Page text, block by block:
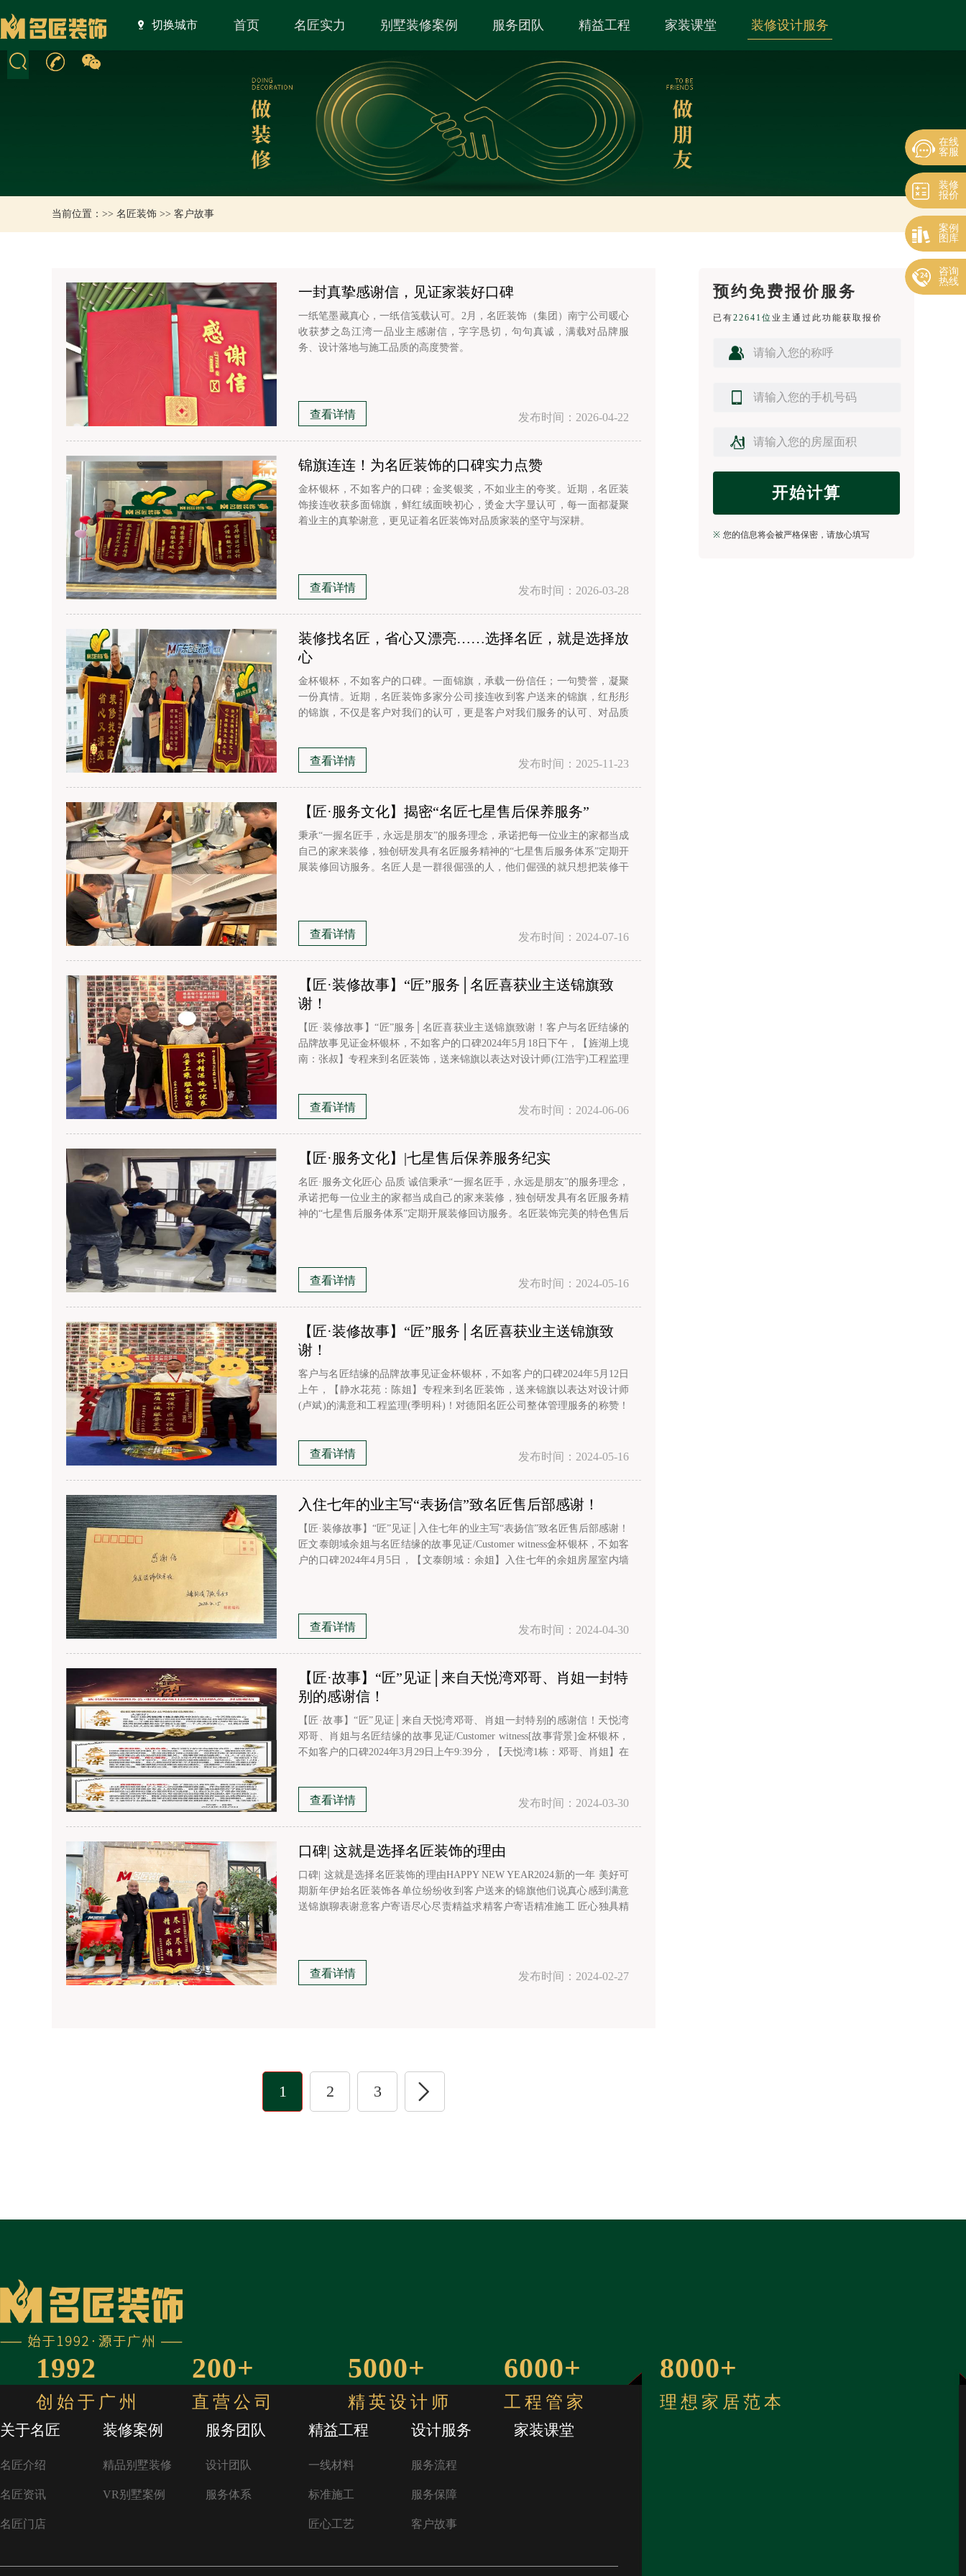
切换城市 首页 名匠实力 别墅装修案例 服务团队 精益工程 家装课堂 装修设计服务
当前位置：>> 名匠装饰 >> 客户故事
一封真挚感谢信，见证家装好口碑
一纸笔墨藏真心，一纸信笺载认可。2月，名匠装饰（集团）南宁公司暖心
收获梦之岛江湾一品业主感谢信，字字恳切，句句真诚，满载对品牌服
务、设计落地与施工品质的高度赞誉。
查看详情 发布时间：2026-04-22
锦旗连连！为名匠装饰的口碑实力点赞
金杯银杯，不如客户的口碑；金奖银奖，不如业主的夸奖。近期，名匠装
饰接连收获多面锦旗，鲜红绒面映初心，烫金大字显认可，每一面都凝聚
着业主的真挚谢意，更见证着名匠装饰对品质家装的坚守与深耕。
查看详情 发布时间：2026-03-28
装修找名匠，省心又漂亮……选择名匠，就是选择放
心
金杯银杯，不如客户的口碑。一面锦旗，承载一份信任；一句赞誉，凝聚
一份真情。近期，名匠装饰多家分公司接连收到客户送来的锦旗，红彤彤
的锦旗，不仅是客户对我们的认可，更是客户对我们服务的认可、对品质
查看详情 发布时间：2025-11-23
【匠·服务文化】揭密“名匠七星售后保养服务”
秉承“一握名匠手，永远是朋友”的服务理念，承诺把每一位业主的家都当成
自己的家来装修，独创研发具有名匠服务精神的“七星售后服务体系”定期开
展装修回访服务。名匠人是一群很倔强的人，他们倔强的就只想把装修干
查看详情 发布时间：2024-07-16
【匠·装修故事】“匠”服务│名匠喜获业主送锦旗致
谢！
【匠·装修故事】“匠”服务│名匠喜获业主送锦旗致谢！客户与名匠结缘的
品牌故事见证金杯银杯，不如客户的口碑2024年5月18日下午，【旌湖上境
南：张叔】专程来到名匠装饰，送来锦旗以表达对设计师(江浩宇)工程监理
宇 工程
查看详情 发布时间：2024-06-06
【匠·服务文化】|七星售后保养服务纪实
名匠·服务文化匠心 品质 诚信秉承“一握名匠手，永远是朋友”的服务理念，
承诺把每一位业主的家都当成自己的家来装修，独创研发具有名匠服务精
神的“七星售后服务体系”定期开展装修回访服务。名匠装饰完美的特色售后
查看详情 发布时间：2024-05-16
【匠·装修故事】“匠”服务│名匠喜获业主送锦旗致
谢！
客户与名匠结缘的品牌故事见证金杯银杯，不如客户的口碑2024年5月12日
上午，【静水花苑：陈姐】专程来到名匠装饰，送来锦旗以表达对设计师
(卢斌)的满意和工程监理(季明科)！对德阳名匠公司整体管理服务的称赞！
您们的
查看详情 发布时间：2024-05-16
入住七年的业主写“表扬信”致名匠售后部感谢！
【匠·装修故事】“匠”见证│入住七年的业主写“表扬信”致名匠售后部感谢！
匠文泰朗域余姐与名匠结缘的故事见证/Customer witness金杯银杯，不如客
户的口碑2024年4月5日，【文泰朗域：余姐】入住七年的余姐房屋室内墙
查看详情 发布时间：2024-04-30
【匠·故事】“匠”见证│来自天悦湾邓哥、肖姐一封特
别的感谢信！
【匠·故事】“匠”见证│来自天悦湾邓哥、肖姐一封特别的感谢信！天悦湾
邓哥、肖姐与名匠结缘的故事见证/Customer witness[故事背景]金杯银杯，
不如客户的口碑2024年3月29日上午9:39分，【天悦湾1栋：邓哥、肖姐】在
查看详情 发布时间：2024-03-30
口碑| 这就是选择名匠装饰的理由
口碑| 这就是选择名匠装饰的理由HAPPY NEW YEAR2024新的一年 美好可
期新年伊始名匠装饰各单位纷纷收到客户送来的锦旗他们说真心感到满意
送锦旗聊表谢意客户寄语尽心尽责精益求精客户寄语精准施工 匠心独具精
查看详情 发布时间：2024-02-27
1 2 3
预约免费报价服务
已有22641位 业主通过此功能获取报价
开始计算
※ 您的信息将会被严格保密，请放心填写
1992
创始于广州
200+
直营公司
5000+
精英设计师
6000+
工程管家
8000+
理想家居范本
关于名匠
名匠介绍
名匠资讯
名匠门店
装修案例
精品别墅装修
VR别墅案例
服务团队
设计团队
服务体系
精益工程
一线材料
标准施工
匠心工艺
设计服务
服务流程
服务保障
客户故事
家装课堂
装修计算器 今日已有 7905人成功获取装修预算
您的装修预算为
93040
设计费 (元)
31017
材料费 (元)
在线
客服
装修
报价
案例
图库
咨询
热线